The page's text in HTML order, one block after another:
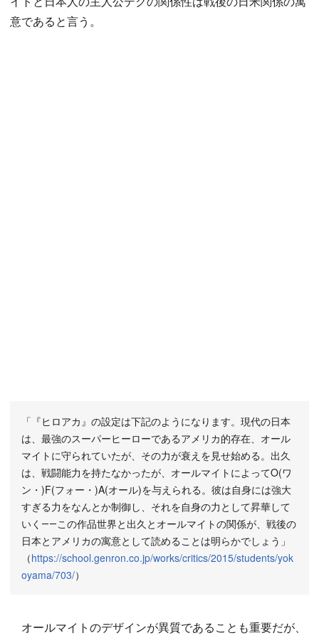
意であると言う。
「『ヒロアカ』の設定は下記のようになります。現代の日本
は、最強のスーパーヒーローであるアメリカ的存在、オール
マイトに守られていたが、その力が衰えを見せ始める。出久
は、戦闘能力を持たなかったが、オールマイトによってO(ワ
ン・)F(フォー・)A(オール)を与えられる。彼は自身には強大
すぎる力をなんとか制御し、それを自身の力として昇華して
いく――この作品世界と出久とオールマイトの関係が、戦後の
日本とアメリカの寓意として読めることは明らかでしょう」
（https://school.genron.co.jp/works/critics/2015/students/yok
oyama/703/）
オールマイトのデザインが異質であることも重要だが、